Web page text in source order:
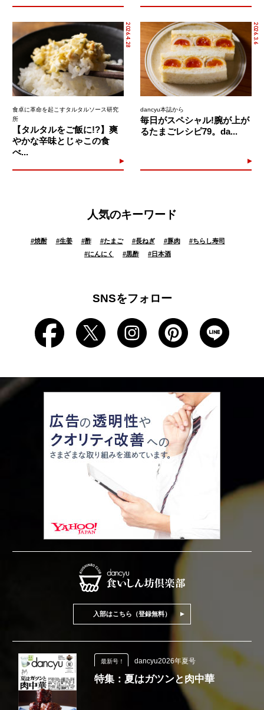
2026.4.28
食卓に革命を起こすタルタルソース研究
所
【タルタルをご飯に!?】爽
やかな辛味とじゃこの食
べ...
2026.3.6
dancyu本誌から
毎日がスペシャル!腕が上が
るたまごレシピ79。da...
人気のキーワード
#焼酎 #生姜 #酢 #たまご #長ねぎ #豚肉 #ちらし寿司
#にんにく #黒酢 #日本酒
SNSをフォロー
入部はこちら（登録無料）
最新号！ dancyu2026年夏号
特集：夏はガツンと肉中華